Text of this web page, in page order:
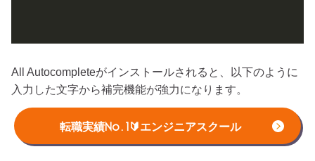
転職実績No.1🔰エンジニアスクール
All Autocompleteがインストールされると、以下のように
入力した文字から補完機能が強力になります。